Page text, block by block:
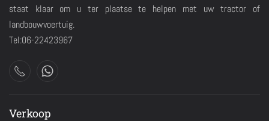
staat klaar om u ter plaatse te helpen met uw tractor of
landbouwvoertuig.
Tel:06-22423967
Verkoop